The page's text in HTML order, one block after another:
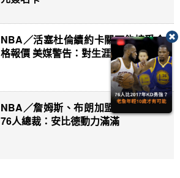
NBA／活塞杜倫續約卡關可能接受合
格報價 美媒警告：對生涯等同判死刑
NBA／詹姆斯、布朗加盟助點然鬥志
76人總裁：安比德動力滿滿